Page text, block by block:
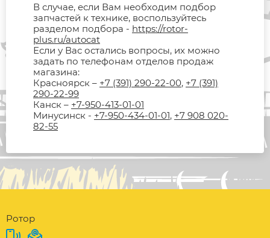
В случае, если Вам необходим подбор
запчастей к технике, воспользуйтесь
разделом подбора - https://rotor-
plus.ru/autocat
Если у Вас остались вопросы, их можно
задать по телефонам отделов продаж
магазина:
Красноярск – +7 (391) 290-22-00, +7 (391)
290-22-99
Канск – +7-950-413-01-01
Минусинск - +7-950-434-01-01, +7 908 020-
82-55
Ротор